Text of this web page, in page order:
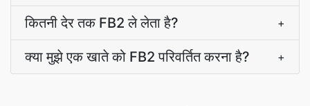
कितनी देर तक FB2 ले लेता है? +
क्या मुझे एक खाते को FB2 परिवर्तित करना है? +